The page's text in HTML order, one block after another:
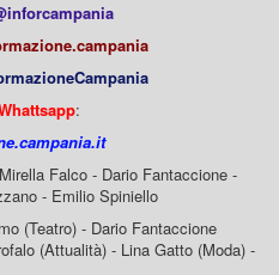
:
Falco - Dario Fantaccione -
- Emilio Spiniello
(Teatro) - Dario Fantaccione
(Attualità) - Lina Gatto (Moda) -